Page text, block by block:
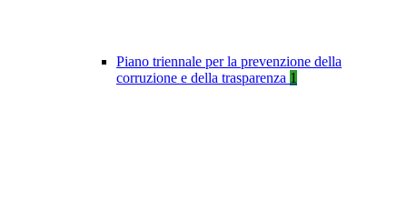
Piano triennale per la prevenzione della
corruzione e della trasparenza 1